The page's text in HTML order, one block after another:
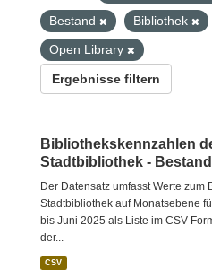
Bestand
Bibliothek
Open Library
Ergebnisse filtern
Bibliothekskennzahlen
Stadtbibliothek - Bestand
Der Datensatz umfasst Werte zum
Stadtbibliothek auf Monatsebene
bis Juni 2025 als Liste im CSV-
der...
CSV